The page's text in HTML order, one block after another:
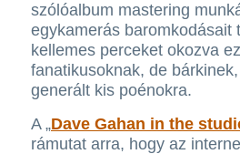
szólóalbum mastering
egykamerás baromkodásait
kellemes perceket okozva
fanatikusoknak, de
generált kis poénokra.
A „Dave Gahan in the
rámutat arra, hogy az